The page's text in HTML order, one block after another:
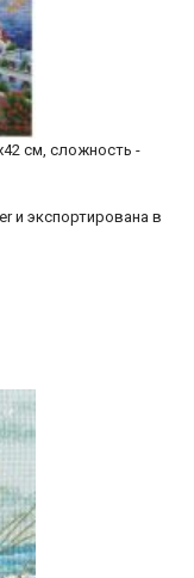
см, сложность -
и экспортирована в